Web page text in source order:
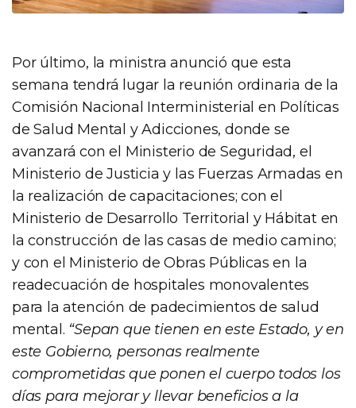
Por último, la ministra anunció que esta
semana tendrá lugar la reunión ordinaria de la
Comisión Nacional Interministerial en Políticas
de Salud Mental y Adicciones, donde se
avanzará con el Ministerio de Seguridad, el
Ministerio de Justicia y las Fuerzas Armadas en
la realización de capacitaciones; con el
Ministerio de Desarrollo Territorial y Hábitat en
la construcción de las casas de medio camino;
y con el Ministerio de Obras Públicas en la
readecuación de hospitales monovalentes
para la atención de padecimientos de salud
mental. “Sepan que tienen en este Estado, y en
este Gobierno, personas realmente
comprometidas que ponen el cuerpo todos los
días para mejorar y llevar beneficios a la